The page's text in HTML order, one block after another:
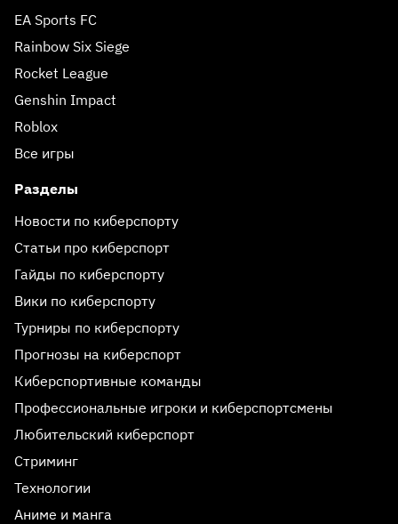
EA Sports FC
Rainbow Six Siege
Rocket League
Genshin Impact
Roblox
Все игры
Разделы
Новости по киберспорту
Статьи про киберспорт
Гайды по киберспорту
Вики по киберспорту
Турниры по киберспорту
Прогнозы на киберспорт
Киберспортивные команды
Профессиональные игроки и киберспортсмены
Любительский киберспорт
Стриминг
Технологии
Аниме и манга